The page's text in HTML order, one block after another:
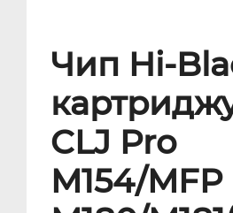
Чип Hi-
CLJ Pro
M154/MFP